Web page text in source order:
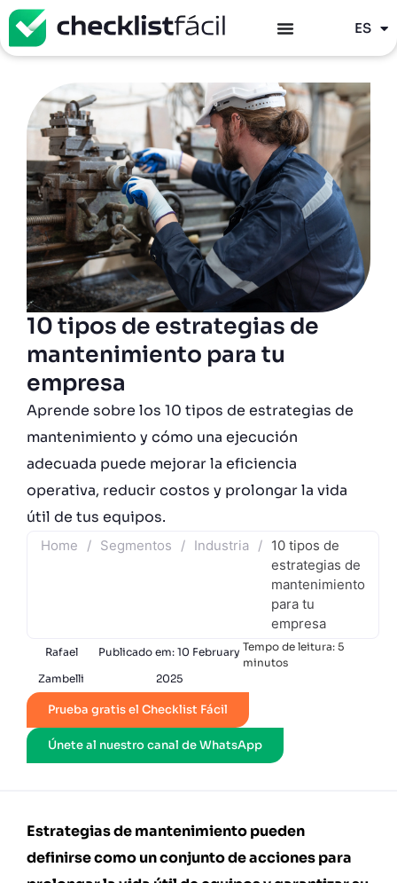
ES
EN
10 tipos de estrategias de
mantenimiento para tu
empresa
Aprende sobre los 10 tipos de estrategias de
mantenimiento y cómo una ejecución
adecuada puede mejorar la eficiencia
operativa, reducir costos y prolongar la vida
útil de tus equipos.
Home / Segmentos / Industria / 10 tipos de
estrategias de
mantenimiento
para tu
empresa
Rafael
Zambelli
Publicado em: 10 February
2025
Tempo de leitura: 5
minutos
Prueba gratis el Checklist Fácil
Únete al nuestro canal de WhatsApp
Estrategias de mantenimiento pueden
definirse como un conjunto de acciones para